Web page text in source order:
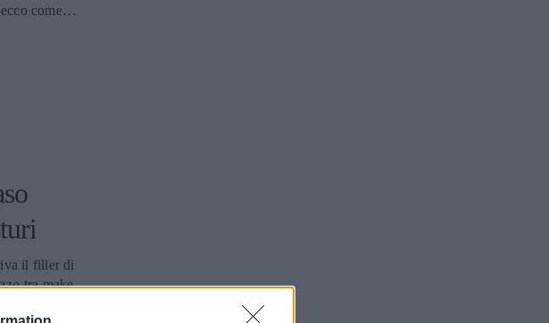
come
il filler di
tra make-